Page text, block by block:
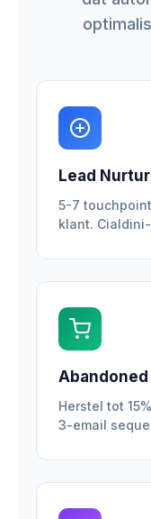
Lead
5-7
klant.
Herstel tot
3-email